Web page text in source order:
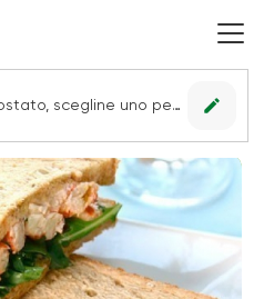
Nessun punto vendita impostato, scegline uno per vedere le offerte. edit